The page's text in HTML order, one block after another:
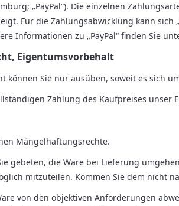
„PayPal“). Die einzelnen
Für die Zahlungsabwicklung kann
Informationen zu „PayPal“ finden Sie
, Eigentumsvorbehalt
können Sie nur ausüben, soweit es sich
Zahlung des Kaufpreises unser
Mängelhaftungsrechte.
gebeten, die Ware bei Lieferung
mitzuteilen. Kommen Sie dem nicht
von den objektiven Anforderungen